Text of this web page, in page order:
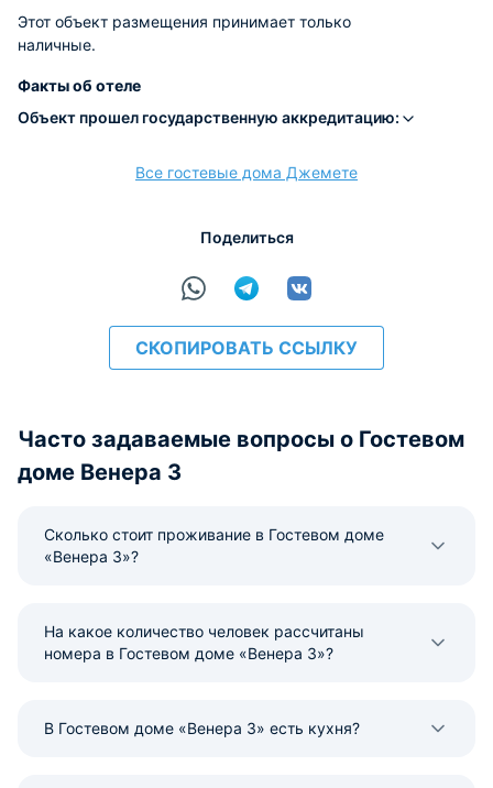
Этот объект размещения принимает только
наличные.
Факты об отеле
Объект прошел государственную аккредитацию:
Все гостевые дома Джемете
Поделиться
СКОПИРОВАТЬ ССЫЛКУ
Часто задаваемые вопросы о Гостевом
доме Венера 3
Сколько стоит проживание в Гостевом доме
«Венера 3»?
На какое количество человек рассчитаны
номера в Гостевом доме «Венера 3»?
В Гостевом доме «Венера 3» есть кухня?